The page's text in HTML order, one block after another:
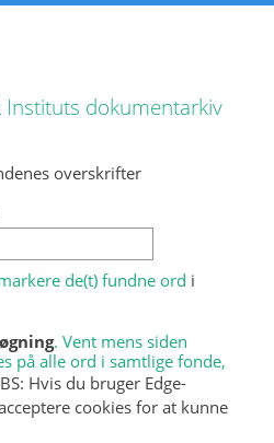
Instituts dokumentarkiv
overskrifter
de(t) fundne ord i
. Vent mens siden
på alle ord i samtlige fonde,
Hvis du bruger Edge-
cookies for at kunne